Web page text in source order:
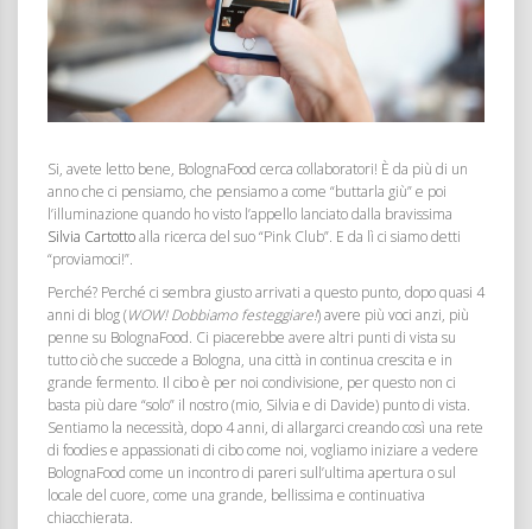
Si, avete letto bene, BolognaFood cerca collaboratori! È da più di un
anno che ci pensiamo, che pensiamo a come “buttarla giù” e poi
l’illuminazione quando ho visto l’appello lanciato dalla bravissima
Silvia Cartottoalla ricerca del suo “Pink Club”. E da lì ci siamo detti
“proviamoci!”.
Perché? Perché ci sembra giusto arrivati a questo punto, dopo quasi 4
anni di blog (WOW! Dobbiamo festeggiare!) avere più voci anzi, più
penne su BolognaFood. Ci piacerebbe avere altri punti di vista su
tutto ciò che succede a Bologna, una città in continua crescita e in
grande fermento. Il cibo è per noi condivisione, per questo non ci
basta più dare “solo” il nostro (mio, Silvia e di Davide) punto di vista.
Sentiamo la necessità, dopo 4 anni, di allargarci creando così una rete
di foodies e appassionati di cibo come noi, vogliamo iniziare a vedere
BolognaFood come un incontro di pareri sull’ultima apertura o sul
locale del cuore, come una grande, bellissima e continuativa
chiacchierata.